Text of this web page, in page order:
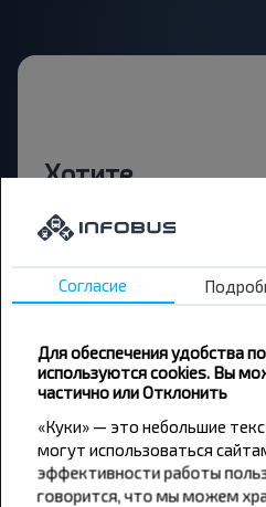
Хотите
путешествовать
дешевле?
Не пропусти
Подпишись на получение
путешествуй с нами
Согласие
Для обеспечения удобства
используются cookies. Вы
частично или Отклонить
«Куки» — это небольшие
могут использоваться
эффективности работы
говорится, что мы можем